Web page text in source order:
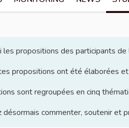
les propositions des participants
propositions ont été élaborées
sont regroupées en cinq
désormais commenter, soutenir et